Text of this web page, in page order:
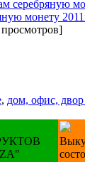
монету
]
, дом, офис,